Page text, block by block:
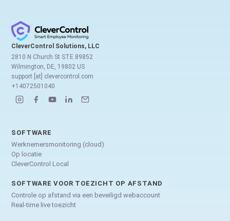
CleverControl Solutions, LLC
2810 N Church St STE 89852
Wilmington, DE, 19802 US
support [at] clevercontrol.com
+14072501040
SOFTWARE
Werknemersmonitoring (cloud)
Op locatie
CleverControl Local
SOFTWARE VOOR TOEZICHT OP AFSTAND
Controle op afstand via een beveiligd webaccount
Real-time live toezicht